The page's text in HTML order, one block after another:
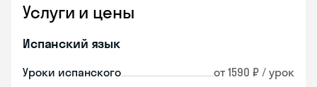
Услуги и цены
Испанский язык
Уроки испанского от 1590 ₽ / урок